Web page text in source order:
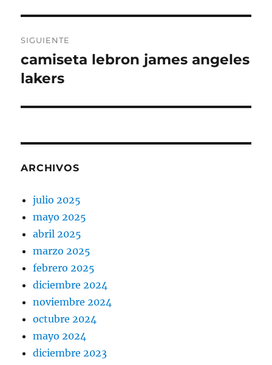
SIGUIENTE
Entrada
siguiente:
camiseta lebron james angeles
lakers
ARCHIVOS
julio 2025
mayo 2025
abril 2025
marzo 2025
febrero 2025
diciembre 2024
noviembre 2024
octubre 2024
mayo 2024
diciembre 2023